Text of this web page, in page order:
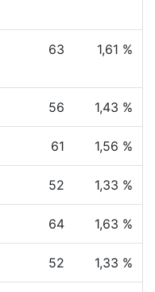
63 1,61 %
56 1,43 %
61 1,56 %
52 1,33 %
64 1,63 %
52 1,33 %